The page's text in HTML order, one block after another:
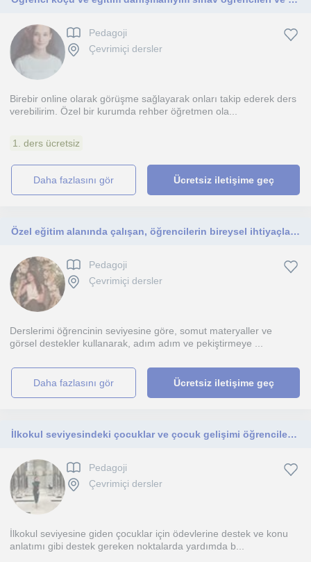
Pedagoji
Çevrimiçi dersler
Birebir online olarak görüşme sağlayarak onları takip ederek ders
verebilirim. Özel bir kurumda rehber öğretmen ola...
1. ders ücretsiz
daha fazlasını gör Ücretsiz iletişime geç
Özel eğitim alanında çalışan, öğrencilerin bireysel ihtiyaçlarına uygun öğretim yöntemleri kullanan bir eğitimciyim
Pedagoji
Çevrimiçi dersler
Derslerimi öğrencinin seviyesine göre, somut materyaller ve
görsel destekler kullanarak, adım adım ve pekiştirmeye ...
daha fazlasını gör Ücretsiz iletişime geç
İlkokul seviyesindeki çocuklar ve çocuk gelişimi öğrencileri için ders vermekteyim.
Pedagoji
Çevrimiçi dersler
İlkokul seviyesine giden çocuklar için ödevlerine destek ve konu
anlatımı gibi destek gereken noktalarda yardımda b...